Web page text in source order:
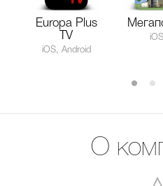
Europa Plus
TV
iOS, Android
iOS
О